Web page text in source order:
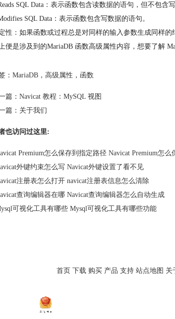
SQL Data：表示函数包含读数据的语句，但不包含
SQL Data：表示函数包含写数据的语句。
性：如果函数或过程总是对同样的输入参数生成同样的
便是涉及到的MariaDB 函数高级属性内容，想要了解
：MariaDB ，高级属性 ， 函数
篇：Navicat 教程：MySQL 视图
篇： 关于我们
也访问过这里:
Premium怎么保存到指定路径 Navicat Premium怎么
外键约束怎么写 Navicat外键设置了看不见
注册表怎么打开 navicat注册表信息怎么清除
查询编辑器在哪 Navicat查询编辑器怎么自动生成
可视化工具有哪些 Mysql可视化工具有哪些功能
首页 下载 购买 产品 支持 站点地图 关